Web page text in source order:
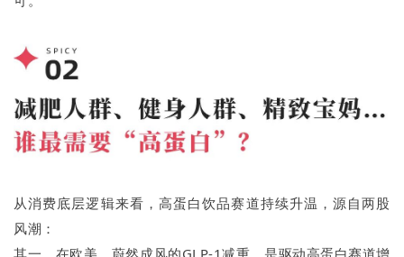
从消费底层逻辑来看，高蛋白饮品赛道持续升温，源自两股
风潮：
其一，在欧美，蔚然成风的GLP-1减重，是驱动高蛋白赛道增